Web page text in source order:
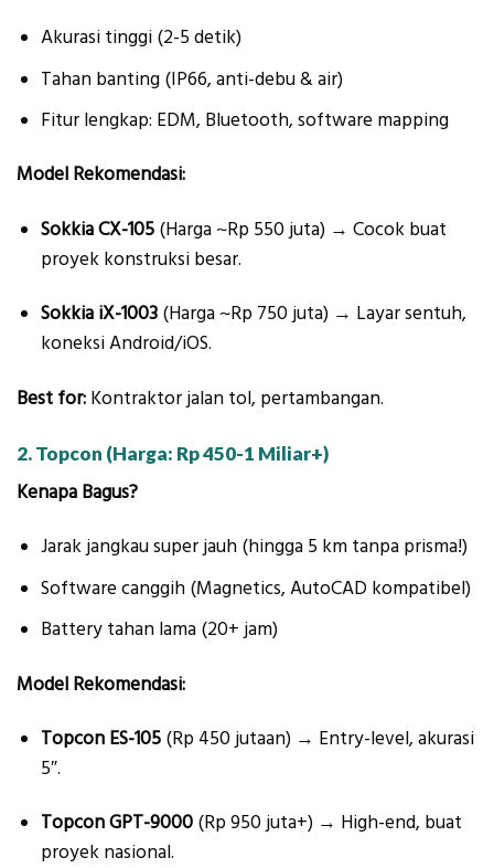
Akurasi tinggi (2-5 detik)
Tahan banting (IP66, anti-debu & air)
Fitur lengkap: EDM, Bluetooth, software mapping
Model Rekomendasi:
Sokkia CX-105 (Harga ~Rp 550 juta) → Cocok buat
proyek konstruksi besar.
Sokkia iX-1003 (Harga ~Rp 750 juta) → Layar sentuh,
koneksi Android/iOS.
Best for: Kontraktor jalan tol, pertambangan.
2. Topcon (Harga: Rp 450-1 Miliar+)
Kenapa Bagus?
Jarak jangkau super jauh (hingga 5 km tanpa prisma!)
Software canggih (Magnetics, AutoCAD kompatibel)
Battery tahan lama (20+ jam)
Model Rekomendasi:
Topcon ES-105 (Rp 450 jutaan) → Entry-level, akurasi
5″.
Topcon GPT-9000 (Rp 950 juta+) → High-end, buat
proyek nasional.